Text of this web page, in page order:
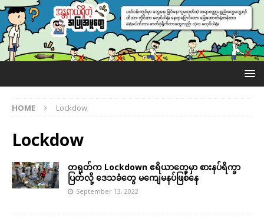
HOME Lockdow
Lockdow
တရုတ်က Lockdown ဧရိယာတွေမှာ စားနပ်ရိက္ခာ
ပြတ်လို့ ဒေသခံတွေ မကျေမနပ်ဖြစ်နေ
September 13, 2022